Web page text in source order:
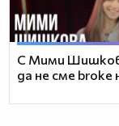
С Мими
да не сме broke